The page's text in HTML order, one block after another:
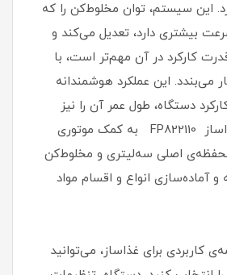
این سیستم، توان مخلوط‌کن را که
بیشتری دارد، تعدیل می‌کند و
کارکرد در آن مهم‌تر است، با
می‌بندد. این عملکرد هوشمندانه
دستگاه، طول عمر آن را نیز
افزایش می‌دهد. غذاساز FP822110 به کمک موتوری
محفظه‌ی اصلی سه‌لیتری و مخلوط‌کن
و آماده‌سازی انواع و اقسام مواد
کاربردی برای غذاساز، می‌توانید